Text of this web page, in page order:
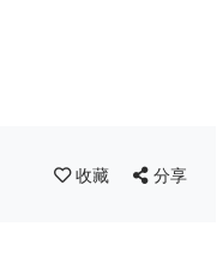
收藏 分享